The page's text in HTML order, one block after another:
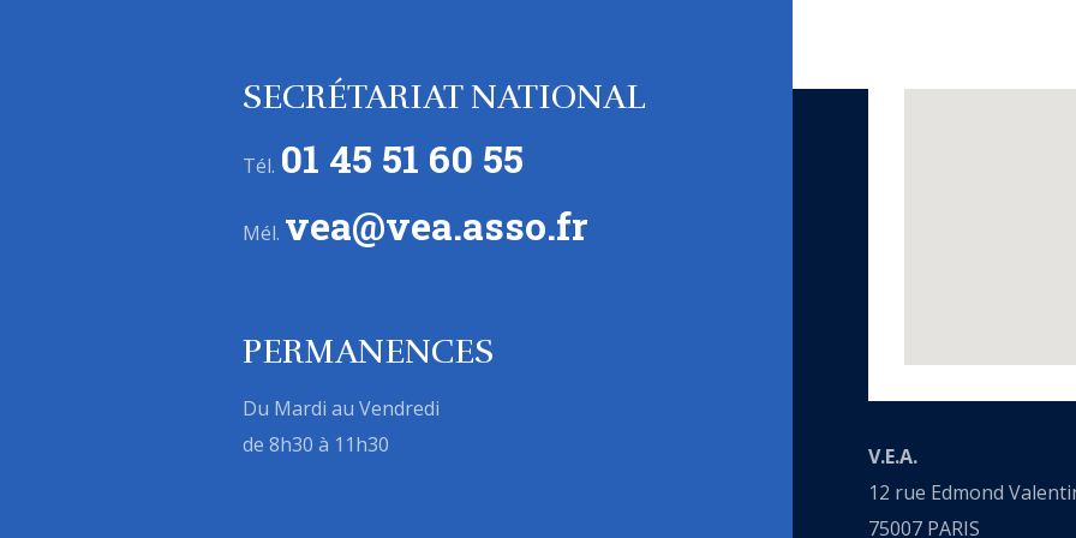
SECRÉTARIAT NATIONAL
Tél. 01 45 51 60 55
Mél. vea@vea.asso.fr
PERMANENCES
Du Mardi au Vendredi
de 8h30 à 11h30
V.E.A.
12 rue Edmond
75007 PARIS